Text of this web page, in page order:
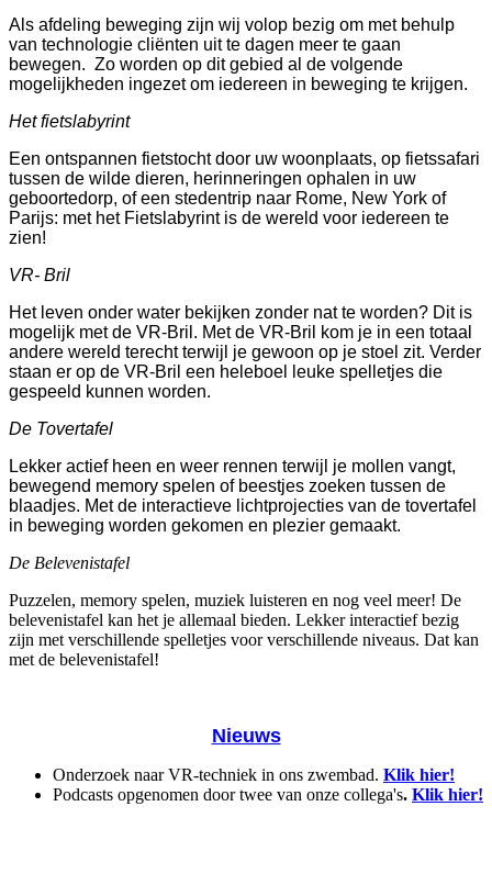
Als afdeling beweging zijn wij volop bezig om met behulp
van technologie cliënten uit te dagen meer te gaan
bewegen. Zo worden op dit gebied al de volgende
mogelijkheden ingezet om iedereen in beweging te krijgen.
Het fietslabyrint
Een ontspannen fietstocht door uw woonplaats, op fietssafari
tussen de wilde dieren, herinneringen ophalen in uw
geboortedorp, of een stedentrip naar Rome, New York of
Parijs: met het Fietslabyrint is de wereld voor iedereen te
zien!
VR- Bril
Het leven onder water bekijken zonder nat te worden? Dit is
mogelijk met de VR-Bril. Met de VR-Bril kom je in een totaal
andere wereld terecht terwijl je gewoon op je stoel zit. Verder
staan er op de VR-Bril een heleboel leuke spelletjes die
gespeeld kunnen worden.
De Tovertafel
Lekker actief heen en weer rennen terwijl je mollen vangt,
bewegend memory spelen of beestjes zoeken tussen de
blaadjes. Met de interactieve lichtprojecties van de tovertafel
in beweging worden gekomen en plezier gemaakt.
De Belevenistafel
Puzzelen, memory spelen, muziek luisteren en nog veel meer! De
belevenistafel kan het je allemaal bieden. Lekker interactief bezig
zijn met verschillende spelletjes voor verschillende niveaus. Dat kan
met de belevenistafel!
Nieuws
Onderzoek naar VR-techniek in ons zwembad. Klik hier!
Podcasts opgenomen door twee van onze collega's. Klik hier!